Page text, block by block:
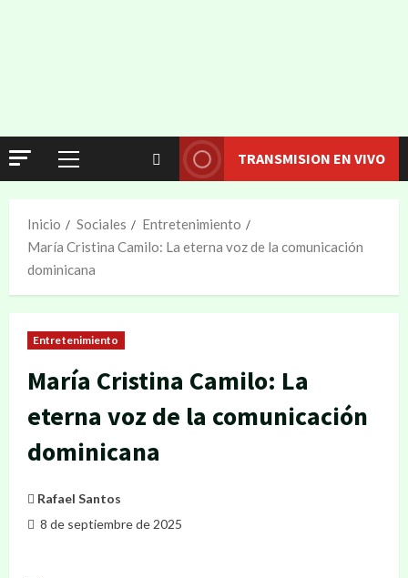
TRANSMISION EN VIVO
Inicio Sociales
Entretenimiento
María Cristina Camilo: La eterna voz de la comunicación
dominicana
Entretenimiento
María Cristina Camilo: La
eterna voz de la comunicación
dominicana
Rafael Santos
8 de septiembre de 2025